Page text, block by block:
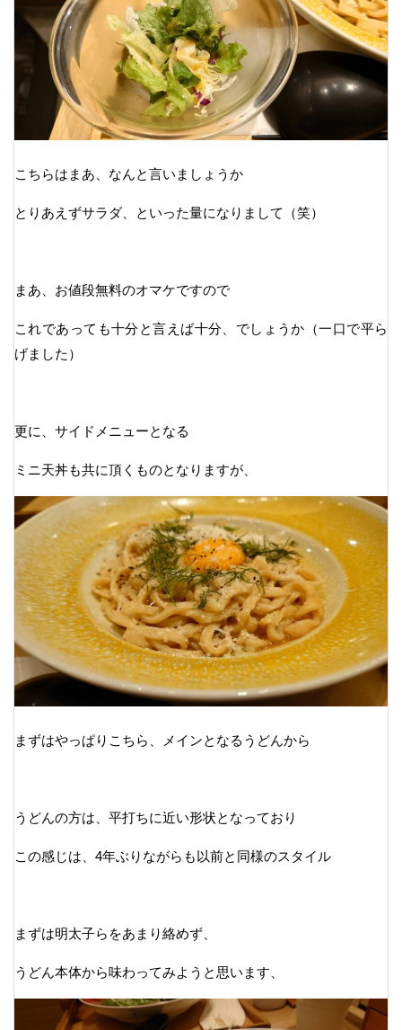
こちらはまあ、なんと言いましょうか
とりあえずサラダ、といった量になりまして（笑）
まあ、お値段無料のオマケですので
これであっても十分と言えば十分、でしょうか（一口で平ら
げました）
更に、サイドメニューとなる
ミニ天丼も共に頂くものとなりますが、
まずはやっぱりこちら、メインとなるうどんから
うどんの方は、平打ちに近い形状となっており
この感じは、4年ぶりながらも以前と同様のスタイル
まずは明太子らをあまり絡めず、
うどん本体から味わってみようと思います、